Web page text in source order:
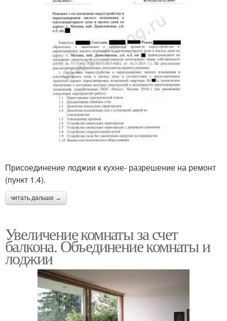
Присоединение лоджии к кухне- разрешение на ремонт
(пункт 1.4).
читать дальше →
Увеличение комнаты за счет
балкона. Объединение комнаты и
лоджии